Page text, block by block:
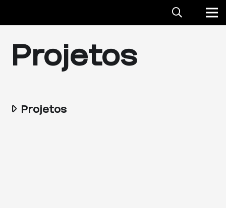
Projetos
Projetos